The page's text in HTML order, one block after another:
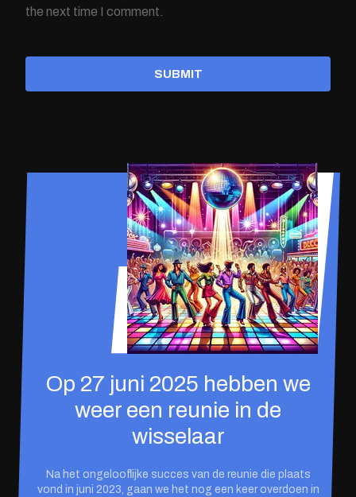
the next time I comment.
SUBMIT
Op 27 juni 2025 hebben we
weer een reunie in de
wisselaar
Na het ongelooflijke succes van de reunie die plaats
vond in juni 2023, gaan we het nog een keer overdoen in